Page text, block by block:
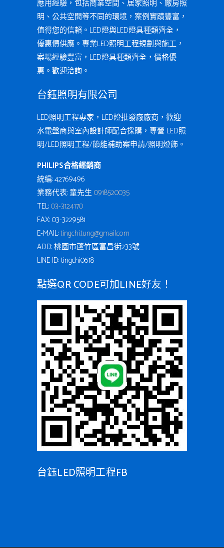
應用經驗，包括商業空間、居家照明、廠房照
明、公共空間等不同的環境，案例實蹟豐富，
值得您的信賴。LED燈與LED燈具種類齊全，
優惠價供應。專業LED照明工程規劃與施工，
案場經驗豐富，LED燈具種類齊全，價格優
惠。歡迎洽詢。
台鈺照明有限公司
LED照明工程專家，LED燈批發廠廠商，歡迎
水電盤商與室內設計師配合採購，專營 LED照
明/LED照明工程/節能補助案申請/照明燈飾。
PHILIPS合格經銷商
統編: 42769496
業務代表: 童先生0918520035
TEL:03-3124170
FAX: 03-3229581
E-MAIL:tingchi.tung@gmail.com
ADD: 桃園市蘆竹區富昌街233號
LINE ID: tingchi0618
點選QR CODE可加LINE好友！
台鈺LED照明工程FB